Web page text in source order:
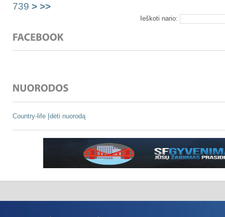
739 > >>
Ieškoti nario:
Country-life Įdėti nuorodą